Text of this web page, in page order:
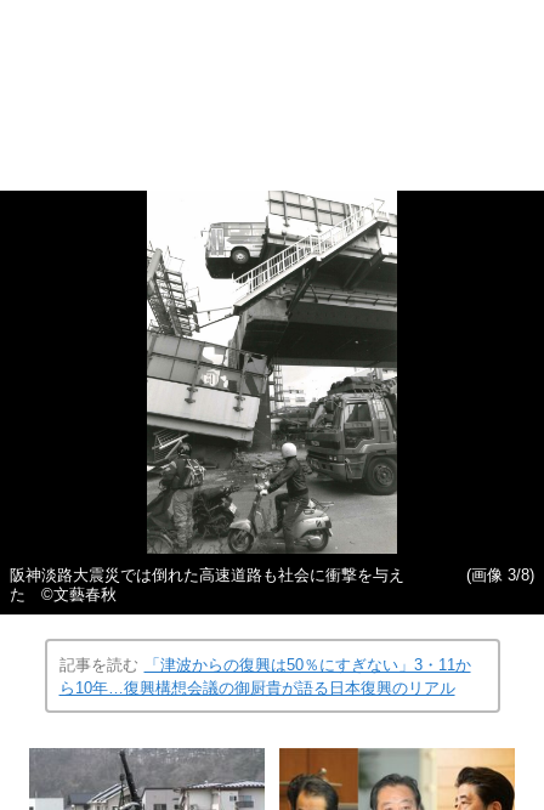
阪神淡路大震災では倒れた高速道路も社会に衝撃を与え
た ©文藝春秋
(画像 3/8)
記事を読む
「津波からの復興は50％にすぎない」3・11か
ら10年…復興構想会議の御厨貴が語る日本復興のリアル